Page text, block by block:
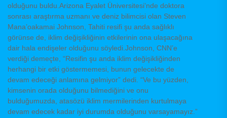
olduğunu buldu.Arizona Eyalet Üniversitesi’nde doktora
sonrası araştırma uzmanı ve deniz bilimcisi olan Steven
Mana’oakamai Johnson, Tahiti resifi şu anda sağlıklı
görünse de, iklim değişikliğinin etkilerinin ona ulaşacağına
dair hala endişeler olduğunu söyledi.Johnson, CNN’e
verdiği demeçte, “Resifin şu anda iklim değişikliğinden
herhangi bir etki göstermemesi, bunun gelecekte de
devam edeceği anlamına gelmiyor” dedi. “Ve bu yüzden,
kimsenin orada olduğunu bilmediğini ve onu
bulduğumuzda, atasözü iklim mermilerinden kurtulmaya
devam edecek kadar iyi durumda olduğunu varsayamayız.”